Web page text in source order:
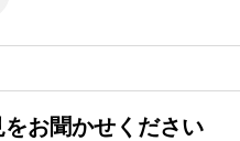
お聞かせください